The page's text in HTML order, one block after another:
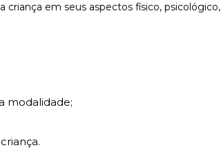
em seus aspectos físico, psicológico,
modalidade;